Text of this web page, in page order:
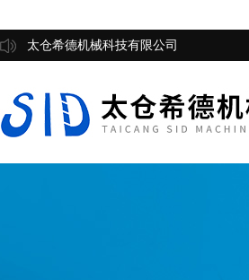
太仓希德机械科技有限公司